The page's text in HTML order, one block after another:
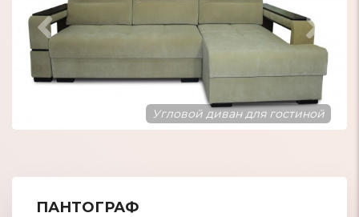
Диван с мягкими подлокотниками
ПАНТОГРАФ